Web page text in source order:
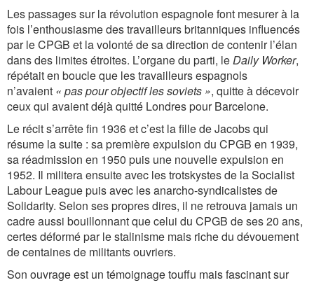
Les passages sur la révolution espagnole font mesurer à la
fois l’enthousiasme des travailleurs britanniques influencés
par le CPGB et la volonté de sa direction de contenir l’élan
dans des limites étroites. L’organe du parti, leDaily Worker,
répétait en boucle que les travailleurs espagnols
n’avaient « pas pour objectif les soviets », quitte à décevoir
ceux qui avaient déjà quitté Londres pour Barcelone.
Le récit s’arrête fin 1936 et c’est la fille de Jacobs qui
résume la suite : sa première expulsion du CPGB en 1939,
sa réadmission en 1950 puis une nouvelle expulsion en
1952. Il militera ensuite avec les trotskystes de la Socialist
Labour League puis avec les anarcho-syndicalistes de
Solidarity. Selon ses propres dires, il ne retrouva jamais un
cadre aussi bouillonnant que celui du CPGB de ses 20 ans,
certes déformé par le stalinisme mais riche du dévouement
de centaines de militants ouvriers.
Son ouvrage est un témoignage touffu mais fascinant sur